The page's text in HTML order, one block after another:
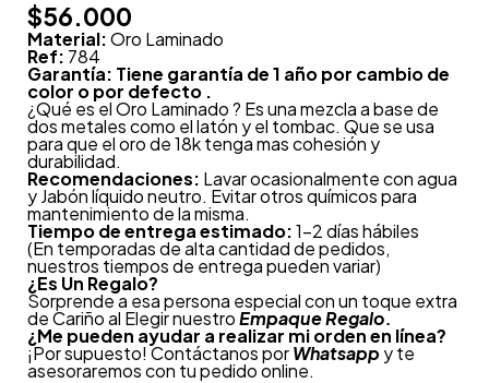
$56.000
Material:Oro Laminado
Ref: 784
Garantía: Tiene garantía de 1 año por cambio de
color o por defecto .
¿Qué es el Oro Laminado ? Es una mezcla a base de
dos metales como el latón y el tombac. Que se usa
para que el oro de 18k tenga mas cohesión y
durabilidad.
Recomendaciones: Lavar ocasionalmente con agua
y Jabón líquido neutro. Evitar otros químicos para
mantenimiento de la misma.
Tiempo de entrega estimado:1-2 días hábiles
(En temporadas de alta cantidad de pedidos,
nuestros tiempos de entrega pueden variar)
¿Es Un Regalo?
Sorprende a esa persona especial con un toque extra
de Cariño al Elegir nuestroEmpaque Regalo.
¿Me pueden ayudar a realizar mi orden en línea?
¡Por supuesto! Contáctanos porWhatsapp y te
asesoraremos con tu pedido online.